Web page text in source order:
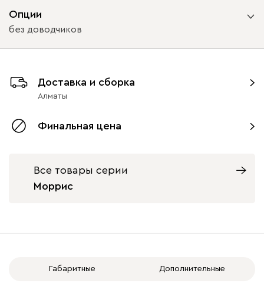
Опции
без доводчиков
с доводчиками без доводчиков
Доставка и сборка
Алматы
Финальная цена
Все товары серии
Моррис
Габаритные Дополнительные